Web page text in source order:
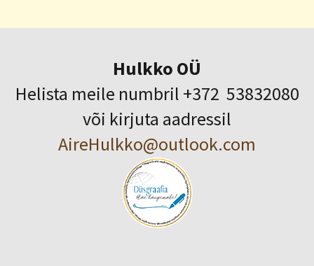
Hulkko OÜ
Helista meile numbril +372 53832080
või kirjuta aadressil
AireHulkko@outlook.com